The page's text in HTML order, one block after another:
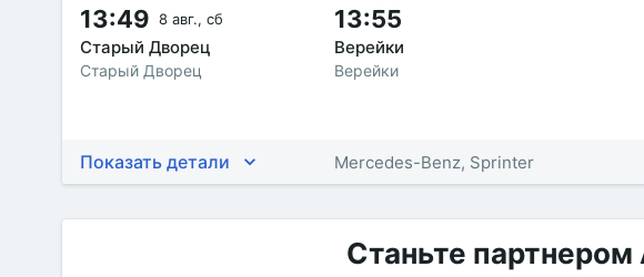
13:49 8 авг., сб
Старый Дворец
Старый Дворец
13:55
Верейки
Верейки
Показать детали Mercedes-Benz, Sprinter
Станьте партнером